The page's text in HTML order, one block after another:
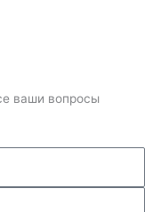
ваши вопросы